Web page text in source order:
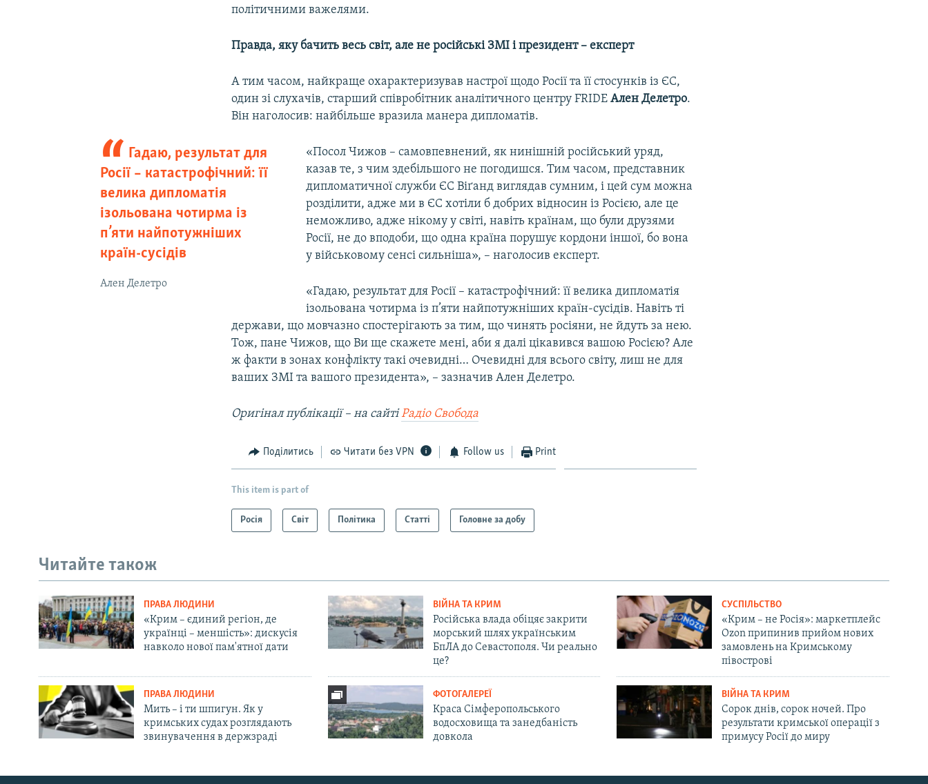
Русский
політичними важелями.
Правда, яку бачить весь світ, але не російські ЗМІ і президент – експерт
А тим часом, найкраще охарактеризував настрої щодо Росії та її стосунків із ЄС,
один зі слухачів, старший співробітник аналітичного центру FRIDEАлен Делетро.
Він наголосив: найбільше вразила манера дипломатів.
Гадаю, результат для
Росії – катастрофічний: її
велика дипломатія
ізольована чотирма із
п’яти найпотужніших
країн-сусідів
Ален Делетро
«Посол Чижов – самовпевнений, як нинішній російський уряд,
казав те, з чим здебільшого не погодишся. Тим часом, представник
дипломатичної служби ЄС Віґанд виглядав сумним, і цей сум можна
розділити, адже ми в ЄС хотіли б добрих відносин із Росією, але це
неможливо, адже нікому у світі, навіть країнам, що були друзями
Росії, не до вподоби, що одна країна порушує кордони іншої, бо вона
у військовому сенсі сильніша», – наголосив експерт.
«Гадаю, результат для Росії – катастрофічний: її велика дипломатія
ізольована чотирма із п’яти найпотужніших країн-сусідів. Навіть ті
держави, що мовчазно спостерігають за тим, що чинять росіяни, не йдуть за нею.
Тож, пане Чижов, що Ви ще скажете мені, аби я далі цікавився вашою Росією? Але
ж факти в зонах конфлікту такі очевидні… Очевидні для всього світу, лиш не для
ваших ЗМІ та вашого президента», – зазначив Ален Делетро.
Оригінал публікації – на сайтіРадіо Свобода
Поділитись Читати без VPN Follow us Print
This item is part of
Росія Світ Політика Статті Головне за добу
Читайте також
ПРАВА ЛЮДИНИ
«Крим – єдиний регіон, де
українці – меншість»: дискусія
навколо нової пам'ятної дати
ВІЙНА ТА КРИМ
Російська влада обіцяє закрити
морський шлях українським
БпЛА до Севастополя. Чи реально
це?
СУСПІЛЬСТВО
«Крим – не Росія»: маркетплейс
Ozon припинив прийом нових
замовлень на Кримському
півострові
ПРАВА ЛЮДИНИ
Мить – і ти шпигун. Як у
кримських судах розглядають
звинувачення в держзраді
ФОТОГАЛЕРЕЇ
Краса Сімферопольського
водосховища та занедбаність
довкола
ВІЙНА ТА КРИМ
Сорок днів, сорок ночей. Про
результати кримської операції з
примусу Росії до миру